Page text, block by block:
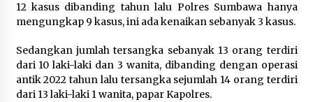
KAJARI KSB: PERKARA COMBINE TIDAK BISA
DIKUBUR! LAPORAN SUDAH KE KEJAGUNG,
NEGARA DARI BPK ” Penanganan Perkara
Combine Tetap Berjalan Karena Sudah Menjadi
Laporan di KSB Ke Kejagung “
3 hari ago
Dirut Jasa Raharja Dampingi Wamenhub Tinjau
Penanganan Korban KM Mutiara Sentosa II di
12 kasus dibanding tahun lalu Polres Sumbawa hanya
mengungkap 9 kasus, ini ada kenaikan sebanyak 3 kasus.
Sedangkan jumlah tersangka sebanyak 13 orang terdiri
dari 10 laki-laki dan 3 wanita, dibanding dengan operasi
antik 2022 tahun lalu tersangka sejumlah 14 orang terdiri
dari 13 laki-laki 1 wanita, papar Kapolres.